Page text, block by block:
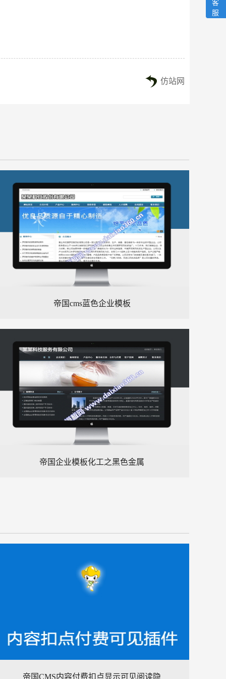
仿站网
帝国cms蓝色企业模板
帝国企业模板化工之黑色金属
帝国CMS内容付费扣点显示可见阅读隐
客
服